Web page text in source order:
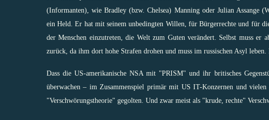
(Informanten),wie Bradley (bzw. Chelsea) Manningoder Julian Assange
ein Held
. Er hat mit seinem unbedingten Willen, für Bürgerrechte und für
der Menschen einzutreten, die Welt zum Guten verändert. Selbst muss
zurück, da ihm dort hohe Strafen drohen und muss im russischen Asyl
Dass die US-amerikanische NSA mit "PRISM" und ihr britisches
überwachen – im Zusammenspiel primär mit US IT-Konzernen und
"Verschwörungstheorie" gegolten. Und zwar meist als "krude, rechte"